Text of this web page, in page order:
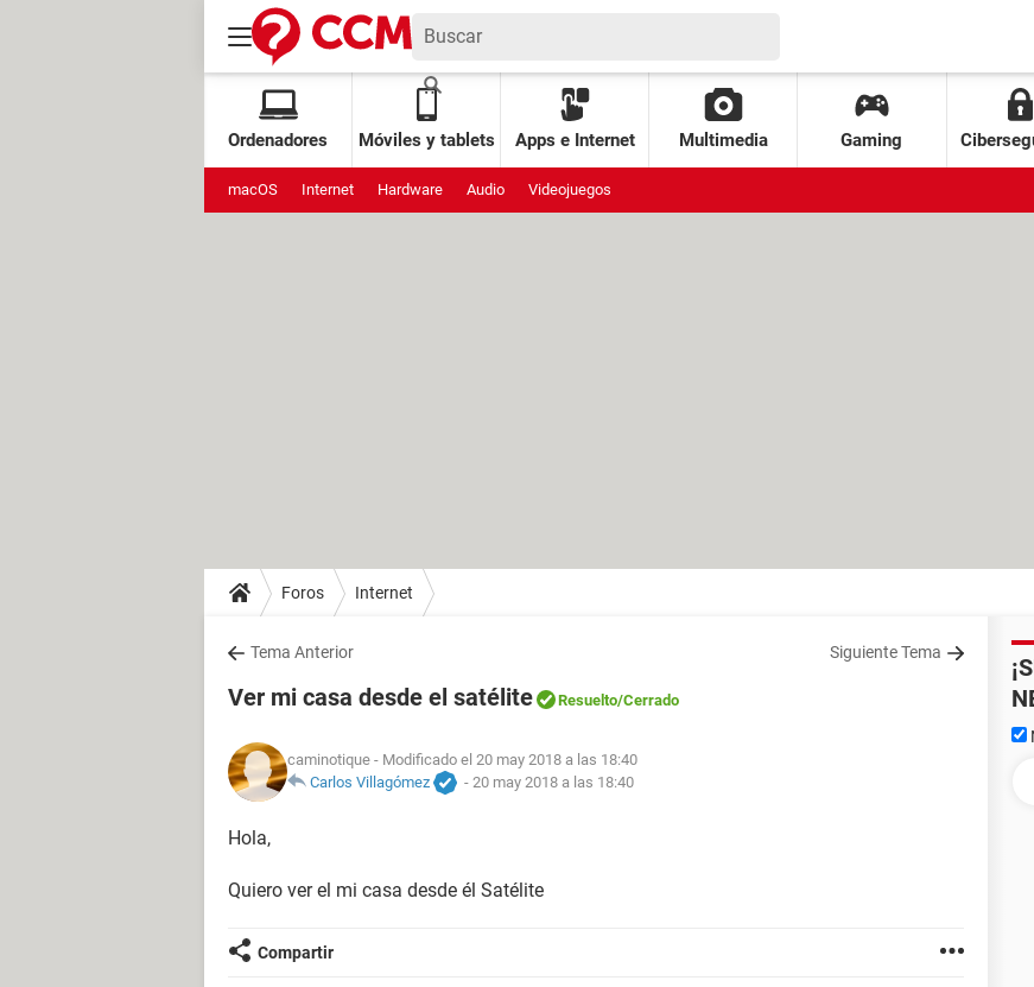
Ordenadores Móviles y tablets Apps e Internet Multimedia Gaming
macOS Internet Hardware Audio Videojuegos
Foros Internet
Tema Anterior Siguiente Tema
Ver mi casa desde el satélite Resuelto/Cerrado
caminotique - Modificado el 20 may 2018 a las 18:40
Carlos Villagómez
- 20 may 2018 a las 18:40
Hola,
Quiero ver el mi casa desde él Satélite
Compartir